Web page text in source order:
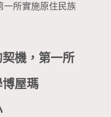
一所實施原住民族
機，第一所
屋瑪